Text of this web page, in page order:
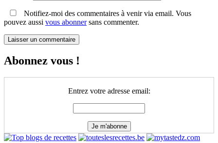
Notifiez-moi des commentaires à venir via email. Vous
pouvez aussi vous abonnersans commenter.
Abonnez vous !
Entrez votre adresse email: